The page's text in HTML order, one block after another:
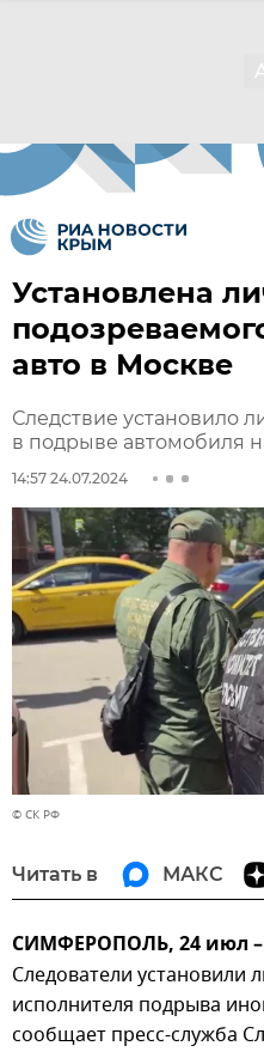
Установлена
авто в Москве
Следствие установило
в подрыве автомобиля
14:57 24.07.2024
© СК РФ
Читать в МАКС
СИМФЕРОПОЛЬ, 24 июл
Следователи установили
исполнителя подрыва
сообщает пресс-служба